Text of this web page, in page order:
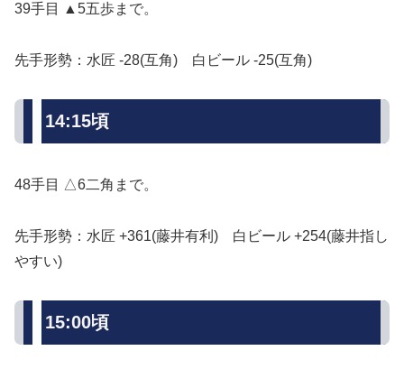
39手目 ▲5五歩まで。
先手形勢：水匠 -28(互角) 白ビール -25(互角)
14:15頃
48手目 △6二角まで。
先手形勢：水匠 +361(藤井有利) 白ビール +254(藤井指し
やすい)
15:00頃